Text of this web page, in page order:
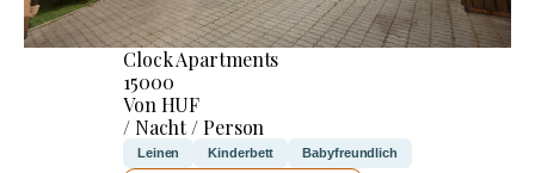
Clock Apartments
15000
Von HUF
/ Nacht / Person
Leinen Kinderbett Babyfreundlich